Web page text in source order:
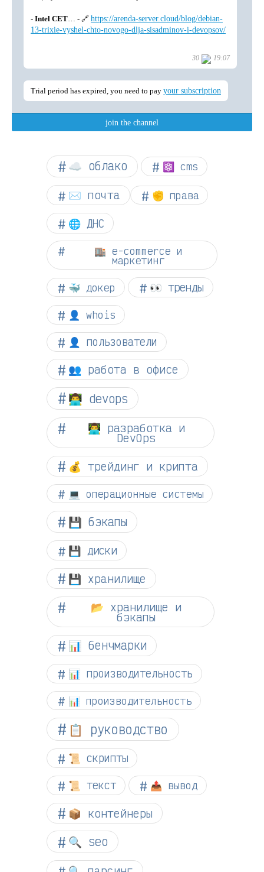
☁︎ облако ⚛ cms
✉️ почта ✊ права
🌐 ДНС
🏬 e-commerce и
маркетинг
🐳 докер 👀 тренды
👤 whois
👤 пользователи
👥 работа в офисе
👨‍💻 devops
👨‍💻 разработка и
DevOps
💰 трейдинг и крипта
💻 операционные системы
💾 бэкапы
💾 диски
💾 хранилище
📂 хранилище и
бэкапы
📊 бенчмарки
📊 производительность
📊 производительность
📋 руководство
📜 скрипты
📜 текст 📤 вывод
📦 контейнеры
🔍 seo